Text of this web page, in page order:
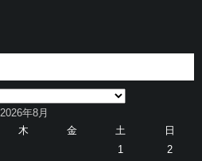
2026年8月
木 金 土 日
1
2